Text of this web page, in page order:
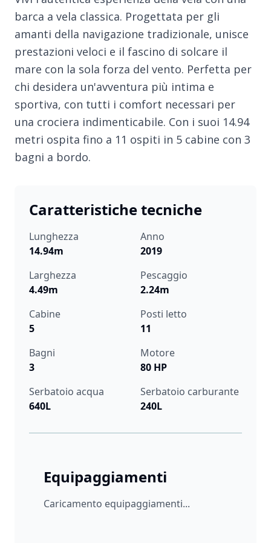
barca a vela classica. Progettata per gli
amanti della navigazione tradizionale, unisce
prestazioni veloci e il fascino di solcare il
mare con la sola forza del vento. Perfetta per
chi desidera un'avventura più intima e
sportiva, con tutti i comfort necessari per
una crociera indimenticabile. Con i suoi 14.94
metri ospita fino a 11 ospiti in 5 cabine con 3
bagni a bordo.
Caratteristiche tecniche
Lunghezza
14.94m
Anno
2019
Larghezza
4.49m
Pescaggio
2.24m
Cabine
5
Posti letto
11
Bagni
3
Motore
80 HP
Serbatoio acqua
640L
Serbatoio carburante
240L
Equipaggiamenti
Caricamento equipaggiamenti...